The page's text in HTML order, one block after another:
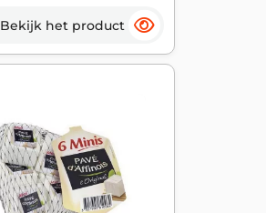
Bekijk het product